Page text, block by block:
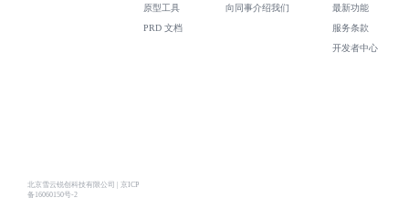
北京雪云锐创科技有限公司 | 京ICP
备16060150号-2
原型工具
PRD 文档
向同事介绍我们 最新功能
服务条款
开发者中心